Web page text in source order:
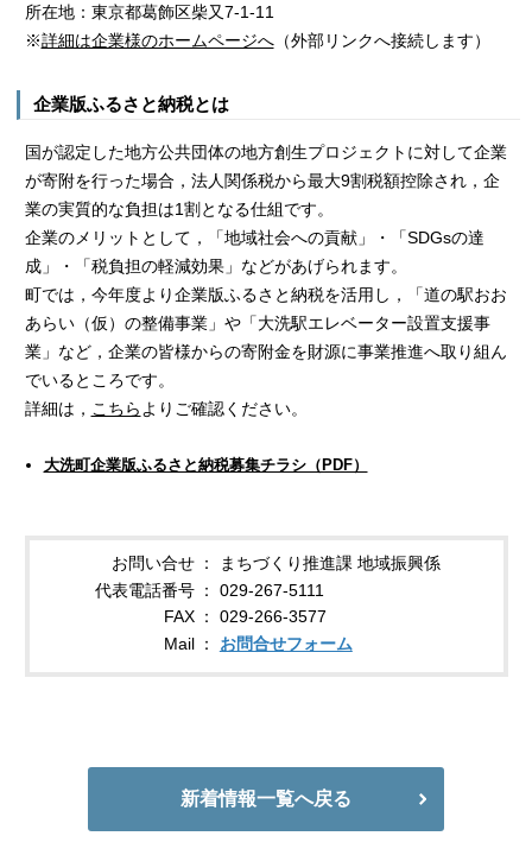
所在地：東京都葛飾区柴又7-1-11
※詳細は企業様のホームページへ（外部リンクへ接続します）
企業版ふるさと納税とは
国が認定した地方公共団体の地方創生プロジェクトに対して企業
が寄附を行った場合，法人関係税から最大9割税額控除され，企
業の実質的な負担は1割となる仕組です。
企業のメリットとして，「地域社会への貢献」・「SDGsの達
成」・「税負担の軽減効果」などがあげられます。
町では，今年度より企業版ふるさと納税を活用し，「道の駅おお
あらい（仮）の整備事業」や「大洗駅エレベーター設置支援事
業」など，企業の皆様からの寄附金を財源に事業推進へ取り組ん
でいるところです。
詳細は， こちら よりご確認ください。
大洗町企業版ふるさと納税募集チラシ（PDF）
お問い合せ
まちづくり推進課 地域振興係
代表電話番号
029-267-5111
FAX
029-266-3577
Mail
お問合せフォーム
新着情報一覧へ戻る